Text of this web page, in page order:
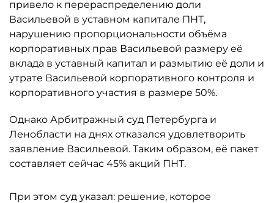
привело к перераспределению доли
Васильевой в уставном капитале ПНТ,
нарушению пропорциональности объёма
корпоративных прав Васильевой размеру её
вклада в уставный капитал и размытию её доли и
утрате Васильевой корпоративного контроля и
корпоративного участия в размере 50%.
Однако Арбитражный суд Петербурга и
Ленобласти на днях отказался удовлетворить
заявление Васильевой. Таким образом, её пакет
составляет сейчас 45% акций ПНТ.
При этом суд указал: решение, которое